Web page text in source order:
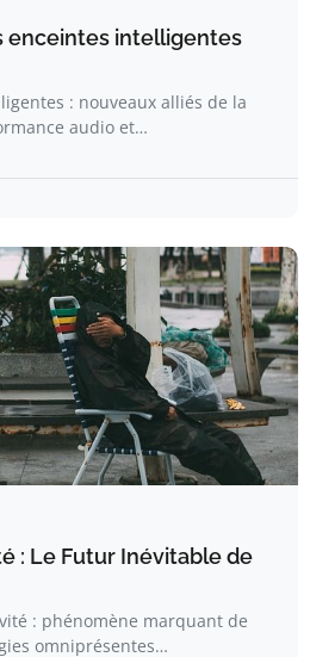
enceintes intelligentes
: nouveaux alliés de la
audio et…
: Le Futur Inévitable de
: phénomène marquant de
omniprésentes…